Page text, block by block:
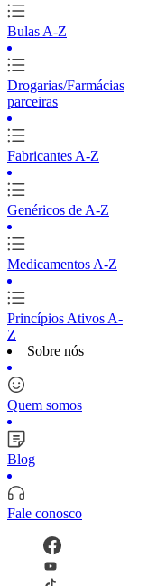
Bulas A-Z
Drogarias/Farmácias
parceiras
Fabricantes A-Z
Genéricos de A-Z
Medicamentos A-Z
Princípios Ativos A-
Z
Sobre nós
Quem somos
Blog
Fale conosco